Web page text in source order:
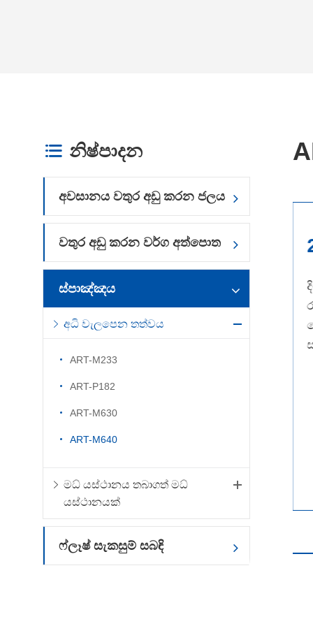
 නිෂ්පාදන
අවසානය වතුර අඩු කරන ජලය
වතුර අඩු කරන වර්ග අත්පොත
ස්පාඤ්ඤය
අධි වැලපෙන තත්වය
ART-M233
ART-P182
ART-M630
ART-M640
මධ් යස්ථානය තබාගත් මධ්
යස්ථානයක්
ෆ්ලෑෂ් සැකසුම් සබඳි
1
අඩු ඩොස්